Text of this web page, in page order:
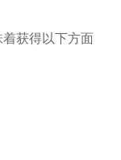
获得以下方面